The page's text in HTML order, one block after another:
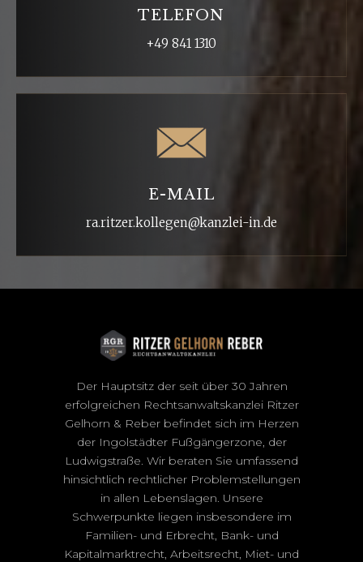
TELEFON
+49 841 1310
E-MAIL
ra.ritzer.kollegen@kanzlei-in.de
Der Hauptsitz der seit über 30 Jahren
erfolgreichen Rechtsanwaltskanzlei Ritzer
Gelhorn & Reber befindet sich im Herzen
der Ingolstädter Fußgängerzone, der
Ludwigstraße. Wir beraten Sie umfassend
hinsichtlich rechtlicher Problemstellungen
in allen Lebenslagen. Unsere
Schwerpunkte liegen insbesondere im
Familien- und Erbrecht, Bank- und
Kapitalmarktrecht, Arbeitsrecht, Miet- und